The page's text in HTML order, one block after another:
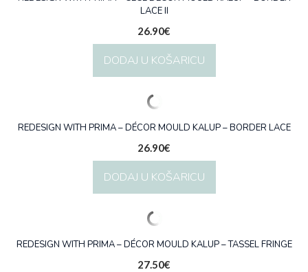
LACE II
26.90€
DODAJ U KOŠARICU
REDESIGN WITH PRIMA – DÉCOR MOULD KALUP – BORDER LACE
26.90€
DODAJ U KOŠARICU
REDESIGN WITH PRIMA – DÉCOR MOULD KALUP – TASSEL FRINGE
27.50€